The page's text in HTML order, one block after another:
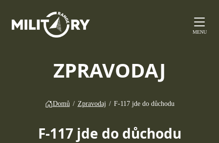
MENU
ZPRAVODAJ
Domů / Zpravodaj / F-117 jde do důchodu
F-117 jde do důchodu